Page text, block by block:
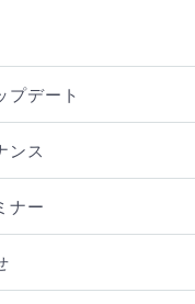
プデート
ンス
ナー